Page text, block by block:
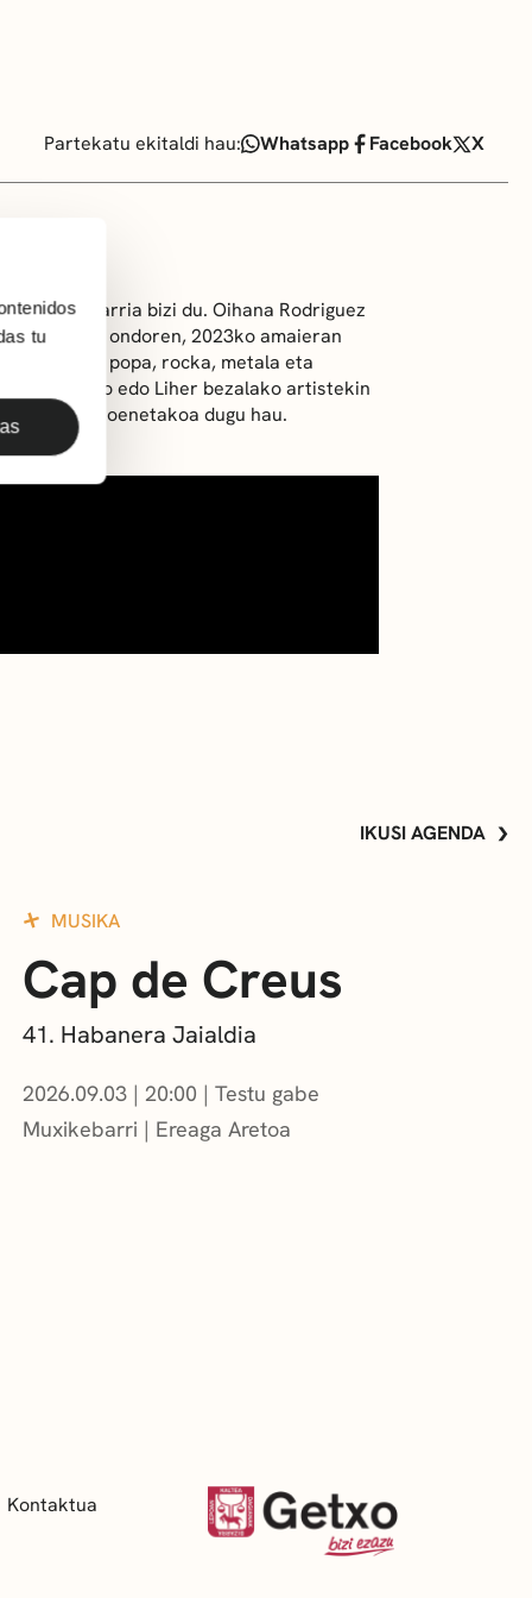
tu
Partekatu ekitaldi hau: Whatsapp Facebook X
interesgarria bizi du. Oihana Rodriguez
aritu ondoren, 2023ko amaieran
popa, rocka, metala eta
Izaro edo Liher bezalako artistekin
freskoenetakoa dugu hau.
IKUSI AGENDA
MUSIKA
Cap de Creus
41. Habanera Jaialdia
2026.09.03 | 20:00
Testu gabe
Muxikebarri | Ereaga Aretoa
Kontaktua